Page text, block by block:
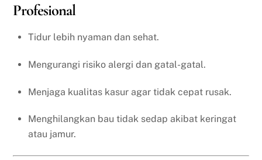
Profesional
Tidur lebih nyaman dan sehat.
Mengurangi risiko alergi dan gatal-gatal.
Menjaga kualitas kasur agar tidak cepat rusak.
Menghilangkan bau tidak sedap akibat keringat
atau jamur.